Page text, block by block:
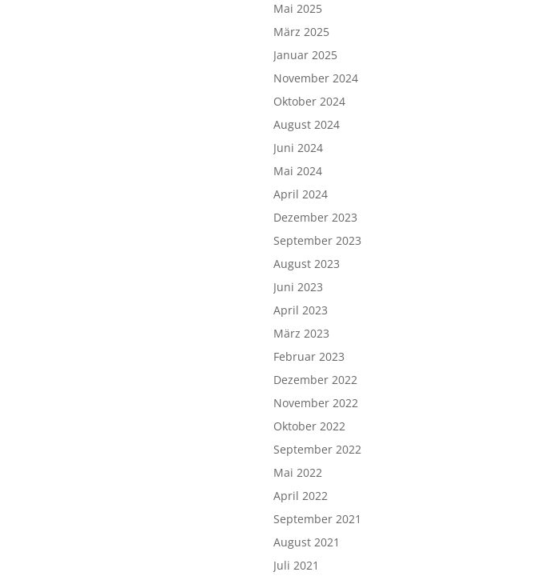
Mai 2025
März 2025
Januar 2025
November 2024
Oktober 2024
August 2024
Juni 2024
Mai 2024
April 2024
Dezember 2023
September 2023
August 2023
Juni 2023
April 2023
März 2023
Februar 2023
Dezember 2022
November 2022
Oktober 2022
September 2022
Mai 2022
April 2022
September 2021
August 2021
Juli 2021